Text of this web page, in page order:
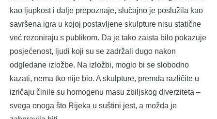
kao ljupkost i dalje prepoznaje, slučajno je poslužila kao
savršena igra u kojoj postavljene skulpture nisu statične
već rezoniraju s publikom. Da je tako zaista bilo pokazuje
posjećenost, ljudi koji su se zadržali dugo nakon
odgledane izložbe. Na izložbi, moglo bi se slobodno
kazati, nema tko nije bio. A skulpture, premda različite u
izričaju činile su homogenu masu zbiljskog diverziteta –
svega onoga što Rijeka u suštini jest, a možda je